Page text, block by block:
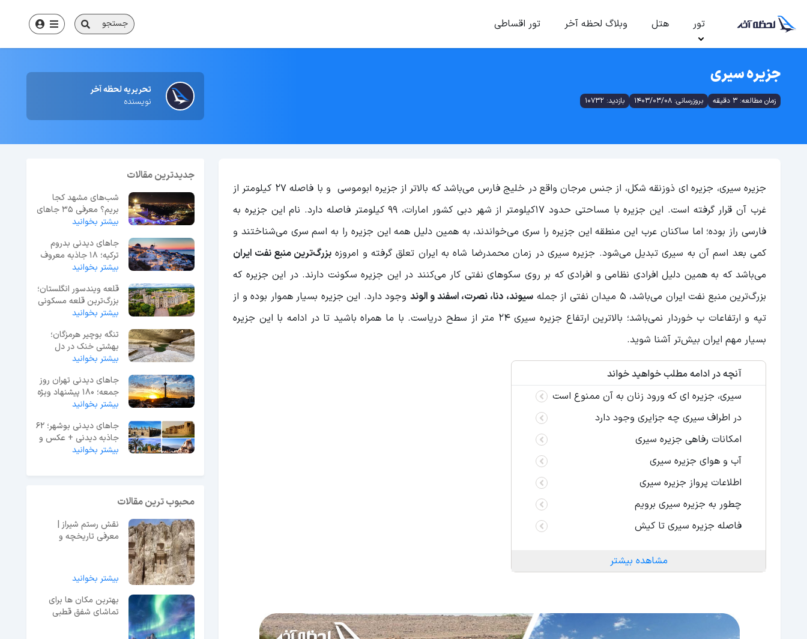
تور هتل وبلاگ لحظه آخر تور اقساطی جستجو
جزیره سیری
زمان مطالعه: 3 دقیقه بروزرسانی: 1403/03/08 بازدید: 10732
تحریریه لحظه آخر
نویسنده
جزیره سیری، جزیره ای ذوزنقه شکل، از جنس مرجان واقع در خلیج فارس می‌باشد که بالاتر از جزیره ابوموسی و با فاصله ۲۷ کیلومتر از
غرب آن قرار گرفته است. این جزیره با مساحتی حدود ۱۷کیلومتر از شهر دبی کشور امارات، ۹۹ کیلومتر فاصله دارد. نام این جزیره به
فارسی راز بوده؛ اما ساکنان عرب این منطقه این جزیره را سری می‌خواندند، به همین دلیل همه این جزیره را به اسم سری می‌شناختند و
کمی بعد اسم آن به سیری تبدیل می‌شود. جزیره سیری در زمان محمدرضا شاه به ایران تعلق گرفته و امروزه بزرگ‌ترین منبع نفت ایران
می‌باشد که به همین دلیل افرادی نظامی و افرادی که بر روی سکوهای نفتی کار می‌کنند در این جزیره سکونت دارند. در این جزیره که
بزرگ‌ترین منبع نفت ایران می‌باشد، ۵ میدان نفتی از جمله
سیوند، دنا، نصرت، اسفند و الوند وجود دارد. این جزیره بسیار هموار بوده و از
تپه و ارتفاعات ب خوردار نمی‌باشد؛ بالاترین ارتفاع جزیره سیری ۲۴ متر از سطح دریاست. با ما همراه باشید تا در ادامه با این جزیره
بسیار مهم ایران بیش‌تر آشنا شوید.
آنچه در ادامه مطلب خواهید خواند
سیری، جزیره ای که ورود زنان به آن ممنوع است
در اطراف سیری چه جزایری وجود دارد
امکانات رفاهی جزیره سیری
آب و هوای جزیره سیری
اطلاعات پرواز جزیره سیری
چطور به جزیره سیری برویم
فاصله جزیره سیری تا کیش
مشاهده بیشتر
جدیدترین مقالات
شب‌های مشهد کجا
بریم؟ معرفی 35 جاهای
دیدنی مشهد در شب
بیشتر بخوانید
جاهای دیدنی بدروم
ترکیه؛ 18 جاذبه معروف
+ عکس و آدرس
بیشتر بخوانید
قلعه ویندسور انگلستان؛
بزرگ‌ترین قلعه مسکونی
جهان
بیشتر بخوانید
تنگه بوچیر هرمزگان؛
بهشتی خنک در دل
گرمای جنوب ایران
بیشتر بخوانید
جاهای دیدنی تهران روز
جمعه؛ 180 پیشنهاد ویژه
آخر هفته
بیشتر بخوانید
جاهای دیدنی بوشهر؛ 62
جاذبه دیدنی + عکس و
آدرس
بیشتر بخوانید
محبوب ترین مقالات
نقش رستم شیراز |
معرفی تاریخچه و
بیشتر بخوانید
بهترین مکان ها برای
تماشای شفق قطبی